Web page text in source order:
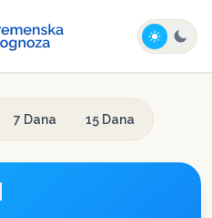
7 Dana 15 Dana